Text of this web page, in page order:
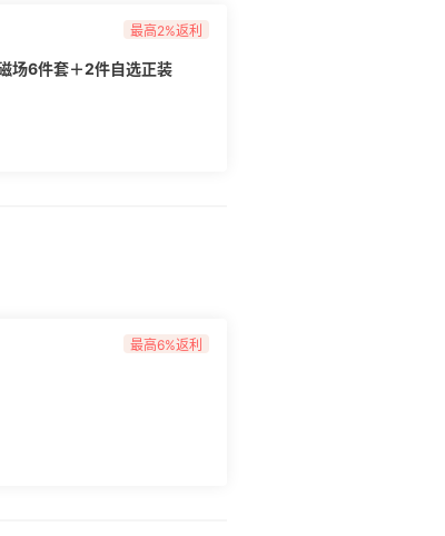
最高2%返利
场6件套＋2件自选正装
最高6%返利